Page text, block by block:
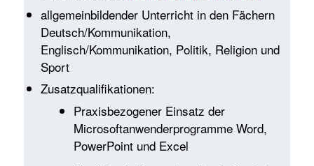
allgemeinbildender Unterricht in den Fächern
Deutsch/Kommunikation,
Englisch/Kommunikation, Politik, Religion und
Sport
Zusatzqualifikationen:
Praxisbezogener Einsatz der
Microsoftanwenderprogramme Word,
PowerPoint und Excel